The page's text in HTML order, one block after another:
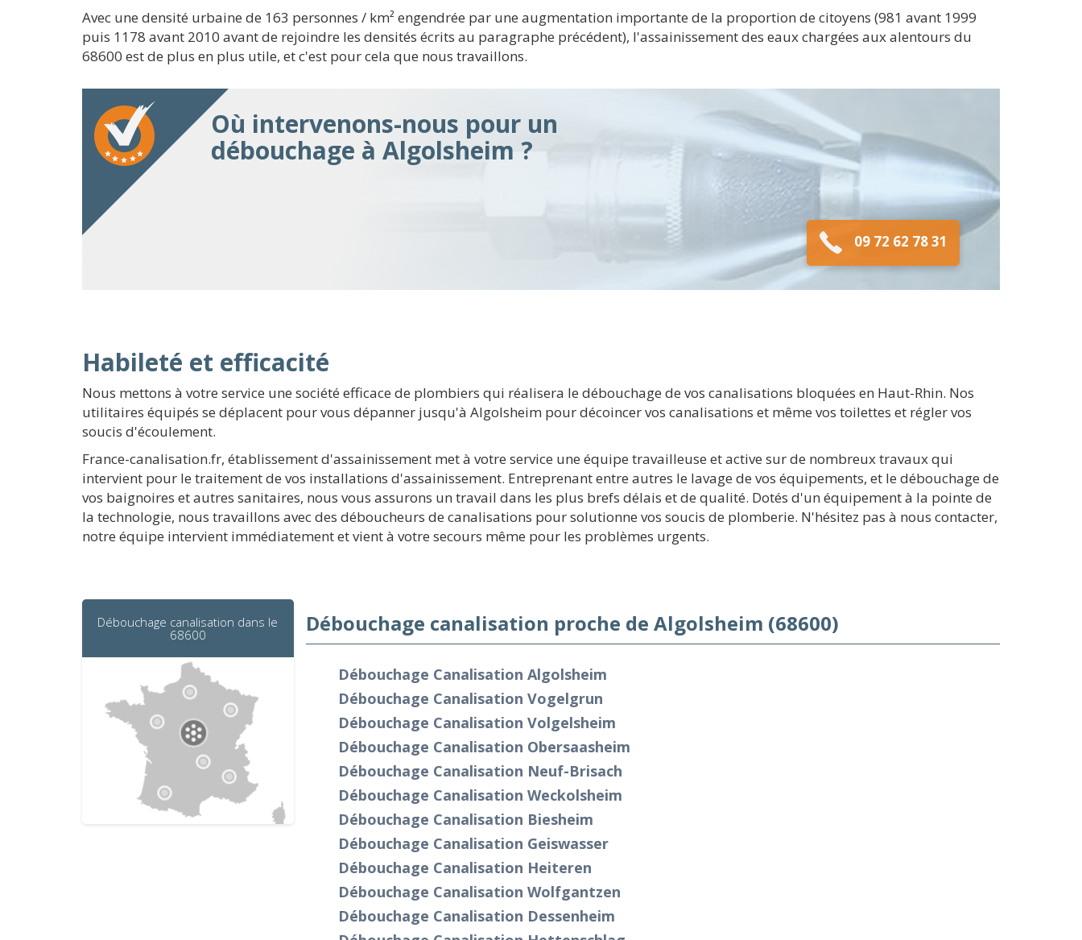
Avec une densité urbaine de 163 personnes / km² engendrée par une augmentation importante de la proportion de citoyens (981 avant 1999
puis 1178 avant 2010 avant de rejoindre les densités écrits au paragraphe précédent), l'assainissement des eaux chargées aux alentours du
68600 est de plus en plus utile, et c'est pour cela que nous travaillons.
Où intervenons-nous pour un
débouchage à Algolsheim ?
09 72 62 78 31
Habileté et efficacité
Nous mettons à votre service une société efficace de plombiers qui réalisera le débouchage de vos canalisations bloquées en Haut-Rhin. Nos
utilitaires équipés se déplacent pour vous dépanner jusqu'à Algolsheim pour décoincer vos canalisations et même vos toilettes et régler vos
soucis d'écoulement.
France-canalisation.fr, établissement d'assainissement met à votre service une équipe travailleuse et active sur de nombreux travaux qui
intervient pour le traitement de vos installations d'assainissement. Entreprenant entre autres le lavage de vos équipements, et le débouchage de
vos baignoires et autres sanitaires, nous vous assurons un travail dans les plus brefs délais et de qualité. Dotés d'un équipement à la pointe de
la technologie, nous travaillons avec des déboucheurs de canalisations pour solutionne vos soucis de plomberie. N'hésitez pas à nous contacter,
notre équipe intervient immédiatement et vient à votre secours même pour les problèmes urgents.
Débouchage canalisation dans le
68600
Débouchage canalisation proche de Algolsheim (68600)
Débouchage Canalisation Algolsheim
Débouchage Canalisation Vogelgrun
Débouchage Canalisation Volgelsheim
Débouchage Canalisation Obersaasheim
Débouchage Canalisation Neuf-Brisach
Débouchage Canalisation Weckolsheim
Débouchage Canalisation Biesheim
Débouchage Canalisation Geiswasser
Débouchage Canalisation Heiteren
Débouchage Canalisation Wolfgantzen
Débouchage Canalisation Dessenheim